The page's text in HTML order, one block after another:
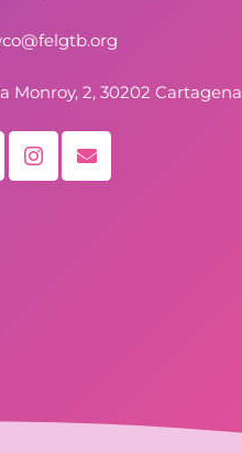
Monroy, 2, 30202 Cartagena